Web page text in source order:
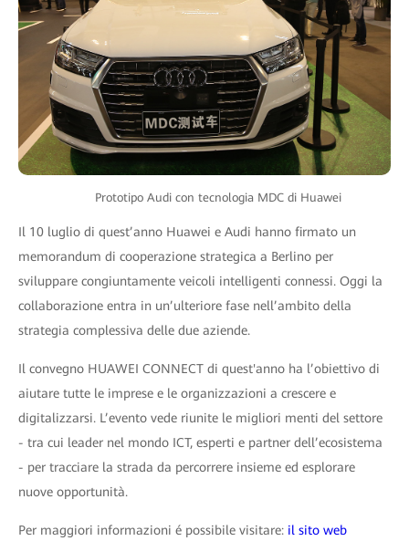
Prototipo Audi con tecnologia MDC di Huawei
Il 10 luglio di quest’anno Huawei e Audi hanno firmato un
memorandum di cooperazione strategica a Berlino per
sviluppare congiuntamente veicoli intelligenti connessi. Oggi la
collaborazione entra in un’ulteriore fase nell’ambito della
strategia complessiva delle due aziende.
Il convegno HUAWEI CONNECT di quest'anno ha l’obiettivo di
aiutare tutte le imprese e le organizzazioni a crescere e
digitalizzarsi. L’evento vede riunite le migliori menti del settore
- tra cui leader nel mondo ICT, esperti e partner dell’ecosistema
- per tracciare la strada da percorrere insieme ed esplorare
nuove opportunità.
Per maggiori informazioni é possibile visitare: il sito web